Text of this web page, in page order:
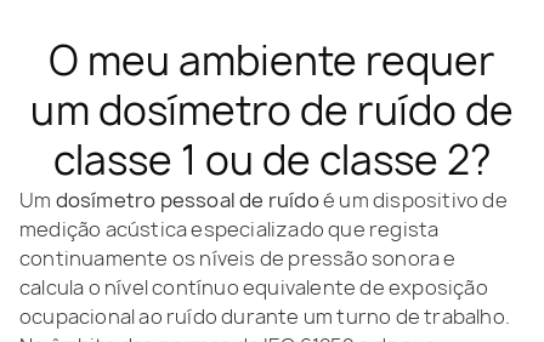
O meu ambiente requer
um dosímetro de ruído de
classe 1 ou de classe 2?
Um dosímetro pessoal de ruídoé um dispositivo de
medição acústica especializado que regista
continuamente os níveis de pressão sonora e
calcula o nível contínuo equivalente de exposição
ocupacional ao ruído durante um turno de trabalho.